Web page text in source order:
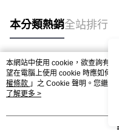
本分類熱銷全站排行
熱門標籤
本網站中使用 cookie，欲查詢有關
望在電腦上使用 cookie 時應如何
權條款 」之 Cookie 聲明。您繼
用條款之 Cookie 聲明使用 cookie。
了解更多 >